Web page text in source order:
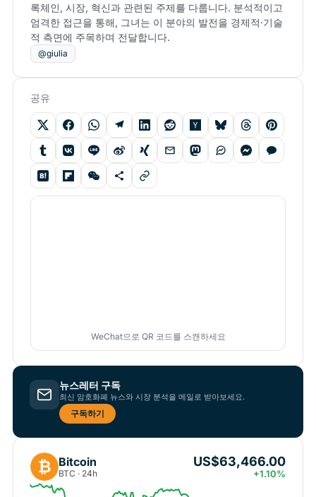
록체인, 시장, 혁신과 관련된 주제를 다룹니다. 분석적이고
엄격한 접근을 통해, 그녀는 이 분야의 발전을 경제적·기술
적 측면에 주목하며 전달합니다.
@giulia
공유
WeChat으로 QR 코드를 스캔하세요
뉴스레터 구독
최신 암호화폐 뉴스와 시장 분석을 메일로 받아보세요.
구독하기
₿ Bitcoin
BTC · 24h
US$63,466.00
+1.10%